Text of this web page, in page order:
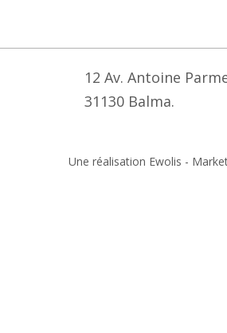
12 Av. Antoine
31130 Balma.
Une réalisation Ewolis -